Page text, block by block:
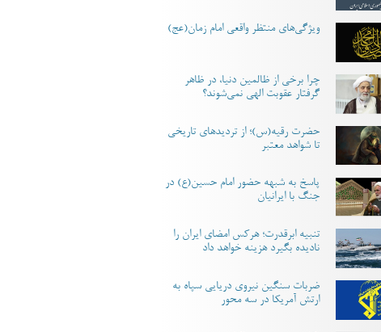
ویژگی‌های منتظر واقعی امام زمان(عج)
چرا برخی از ظالمین دنیا، در ظاهر
گرفتار عقوبت الهی نمی‌شوند؟
حضرت رقیه(س)؛ از تردیدهای تاریخی
تا شواهد معتبر
پاسخ به شبهه حضور امام حسین(ع) در
جنگ با ایرانیان
تنبیه ابرقدرت؛ هرکس امضای ایران را
نادیده بگیرد هزینه خواهد داد
ضربات سنگین نیروی دریایی سپاه به
ارتش آمریکا در سه محور